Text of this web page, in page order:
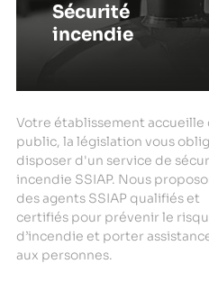
Sécurité
incendie
Votre établissement accueille
public, la législation vous
disposer d'un service de
incendie SSIAP. Nous
des agents SSIAP qualifiés et
certifiés pour prévenir le
d’incendie et porter
aux personnes.